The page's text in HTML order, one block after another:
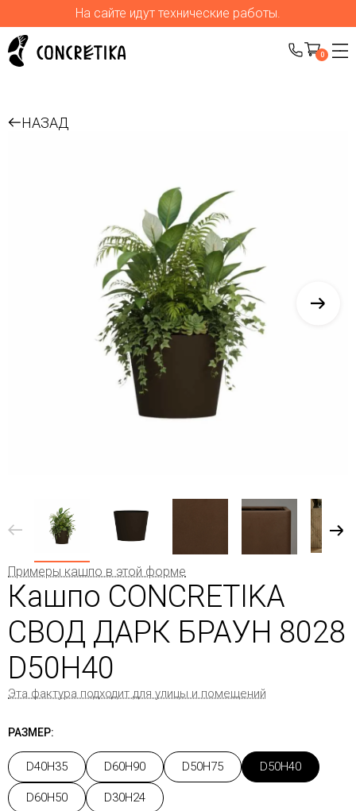
На сайте идут технические работы.
0
НАЗАД
Примеры кашпо в этой форме
Кашпо CONCRETIKA
СВОД ДАРК БРАУН 8028
D50H40
Эта фактура подходит для улицы и помещений
РАЗМЕР:
D40H35 D60H90 D50H75 D50H40
D60H50 D30H24